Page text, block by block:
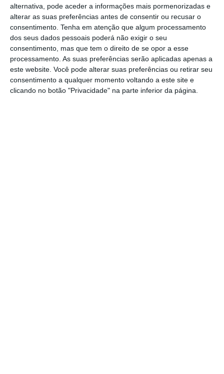
alternativa, pode aceder a informações mais pormenorizadas e
alterar as suas preferências antes de consentir ou recusar o
consentimento. Tenha em atenção que algum processamento
dos seus dados pessoais poderá não exigir o seu
consentimento, mas que tem o direito de se opor a esse
processamento. As suas preferências serão aplicadas apenas a
este website. Você pode alterar suas preferências ou retirar seu
consentimento a qualquer momento voltando a este site e
clicando no botão "Privacidade" na parte inferior da página.
socioeconómico harmonioso do país”.